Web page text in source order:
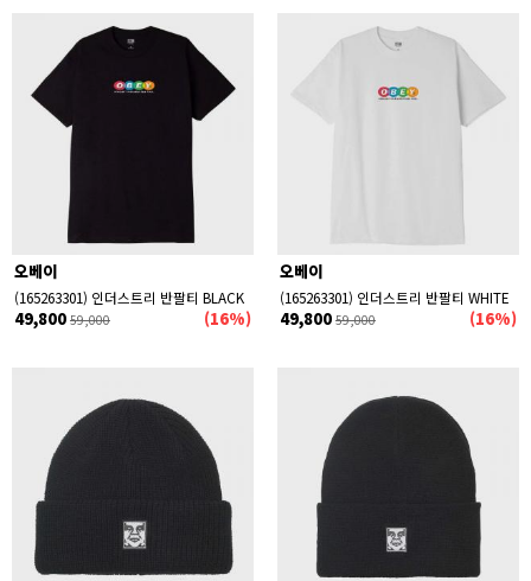
오베이
(165263301) 인더스트리 반팔티 BLACK
49,800 59,000 (16%)
오베이
(165263301) 인더스트리 반팔티 WHITE
49,800 59,000 (16%)